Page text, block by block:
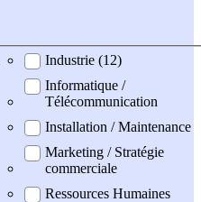
Industrie (12)
Informatique /
Télécommunication
Installation / Maintenance
Marketing / Stratégie
commerciale
Ressources Humaines